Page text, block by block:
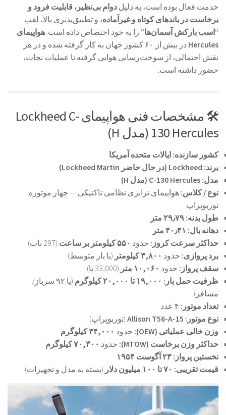
خدمت فعال بوده است، به دلیل دوام بی‌نظیر، قابلیت فرود و
برخاست در باندهای کوتاه و غیرآماده، و تطبیق‌پذیری بالا، لقب
“اسب بارکش آسمان‌ها” را به خود اختصاص داده است. هواپیمای
Hercules
در بیش از ۶۰ کشور جهان به کار گرفته شده و در هر
نقش احتمالی، از سوخت‌رسانی هوایی گرفته تا عملیات نجات،
حضور داشته است.
🛠️ مشخصات فنی هواپیمای Lockheed C-
130 Hercules (مدل H)
کشور سازنده: ایالات متحده آمریکا
برند: Lockheed (در حال حاضر Lockheed Martin)
مدل: C-130 Hercules (مدل H)
نوع / کلاس: هواپیمای ترابری نظامی تاکتیکی — چهار موتوره
توربوپراپ
طول بدنه: ۲۹٫۷۹ متر
دهانه بال: ۴۰٫۴۱ متر
حداکثر سرعت کروز: حدود ۵۵۰ کیلومتر بر ساعت
(297 نات)
برد پروازی: حدود ۳,۸۰۰ کیلومتر
(با بار متوسط)
سقف پرواز: حدود ۱۰,۰۶۰ متر
(33,000 پا)
ظرفیت حمل بار: ۱۹,۰۰۰ تا ۲۰,۰۰۰ کیلوگرم
(یا ۹۲ سرباز/
مسافر)
تعداد موتور:
نوع موتور: Allison T56-A-15 (توربوپراپ)
وزن خالی عملیاتی (OEW):
حدود ۳۴,۰۰۰ کیلوگرم
حداکثر وزن برخاست (MTOW):
حدود ۷۰,۳۰۰ کیلوگرم
نخستین پرواز: ۲۳ آگوست ۱۹۵۴
قیمت تقریبی: ۷۰ تا ۱۰۰ میلیون دلار (بسته به مدل و تجهیزات)